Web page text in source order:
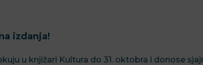
izdanja!
u knjižari Kultura do 31. oktobra i donose